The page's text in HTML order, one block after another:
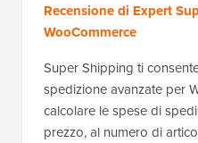
Recensione di Expert
WooCommerce
Super Shipping ti
spedizione avanzate per
calcolare le spese di
prezzo, al numero di